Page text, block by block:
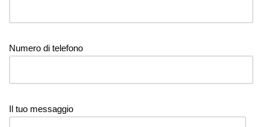
Numero di telefono
Il tuo messaggio